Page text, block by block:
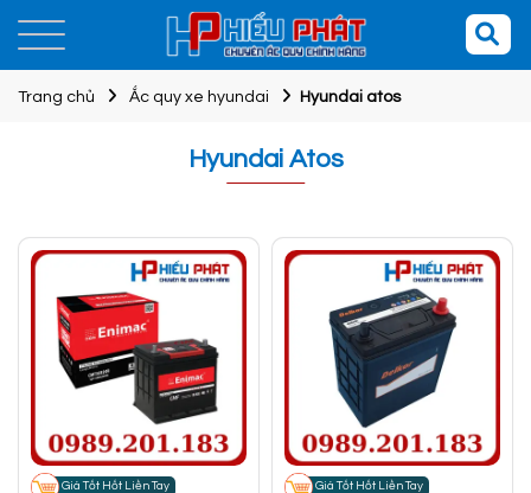
Trang chủ Ắc quy xe hyundai Hyundai atos
Hyundai Atos
Giá Tốt Hốt Liền Tay Giá Tốt Hốt Liền Tay